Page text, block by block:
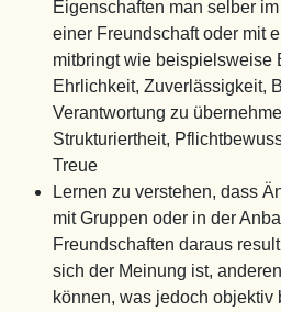
Eigenschaften man selber
einer Freundschaft oder mit
mitbringt wie beispielsweise
Ehrlichkeit, Zuverlässigkeit,
Verantwortung zu
Strukturiertheit,
Treue
Lernen zu verstehen, dass
mit Gruppen oder in der
Freundschaften daraus
sich der Meinung ist,
können, was jedoch objektiv